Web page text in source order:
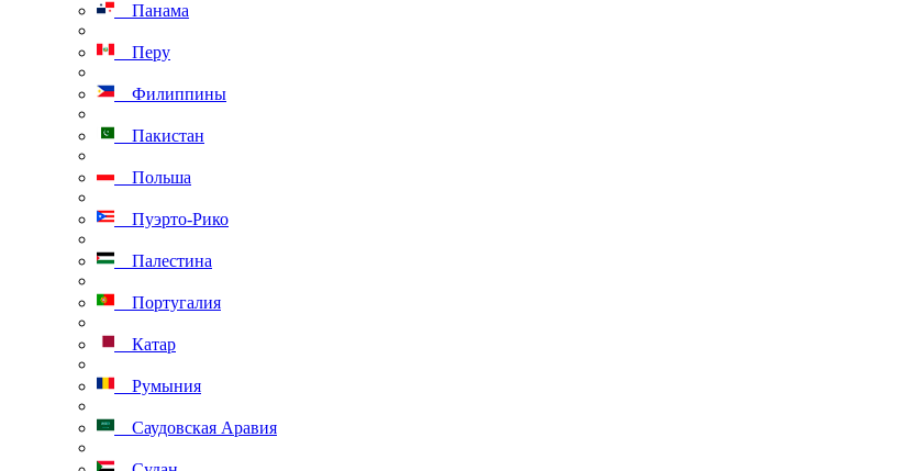
Панама
Перу
Филиппины
Пакистан
Польша
Пуэрто-Рико
Палестина
Португалия
Катар
Румыния
Саудовская Аравия